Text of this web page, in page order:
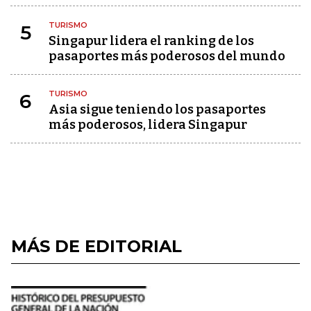
5 TURISMO
Singapur lidera el ranking de los
pasaportes más poderosos del mundo
6 TURISMO
Asia sigue teniendo los pasaportes
más poderosos, lidera Singapur
MÁS DE EDITORIAL